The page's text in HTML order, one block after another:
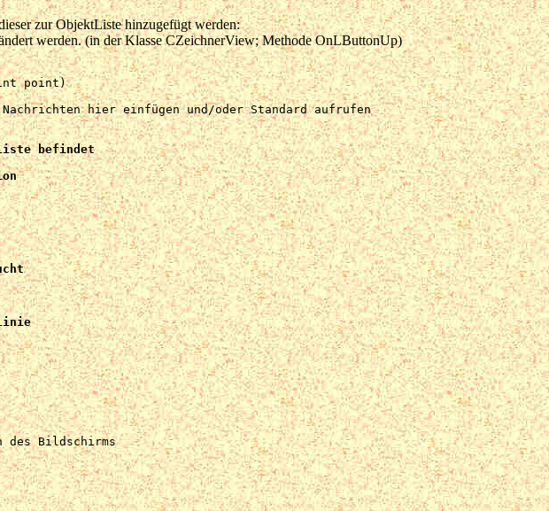
zur ObjektListe hinzugefügt werden:
werden. (in der Klasse CZeichnerView; Methode OnLButtonUp)
point)
hier einfügen und/oder Standard aufrufen
befindet
des Bildschirms